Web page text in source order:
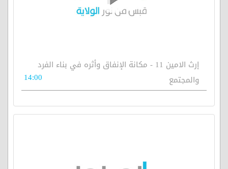
إرث الامين 11 - مكانة الإنفاق وأثره في بناء الفرد
والمجتمع
14:00